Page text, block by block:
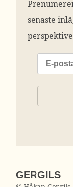
senaste
GERGILS